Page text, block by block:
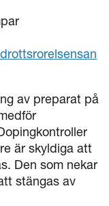
av preparat på
är skyldiga att
Den som nekar
stängas av